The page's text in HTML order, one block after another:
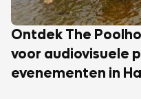
Ontdek The
voor audiovisuele
evenementen in